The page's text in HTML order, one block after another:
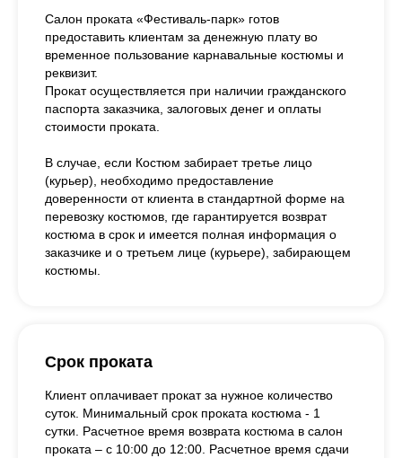
Салон проката «Фестиваль-парк» готов
предоставить клиентам за денежную плату во
временное пользование карнавальные костюмы и
реквизит.
Прокат осуществляется при наличии гражданского
паспорта заказчика, залоговых денег и оплаты
стоимости проката.
В случае, если Костюм забирает третье лицо
(курьер), необходимо предоставление
доверенности от клиента в стандартной форме на
перевозку костюмов, где гарантируется возврат
костюма в срок и имеется полная информация о
заказчике и о третьем лице (курьере), забирающем
костюмы.
Срок проката
Клиент оплачивает прокат за нужное количество
суток. Минимальный срок проката костюма - 1
сутки. Расчетное время возврата костюма в салон
проката – с 10:00 до 12:00. Расчетное время сдачи